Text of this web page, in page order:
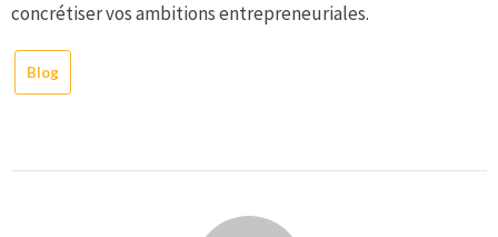
concrétiser vos ambitions entrepreneuriales.
Blog